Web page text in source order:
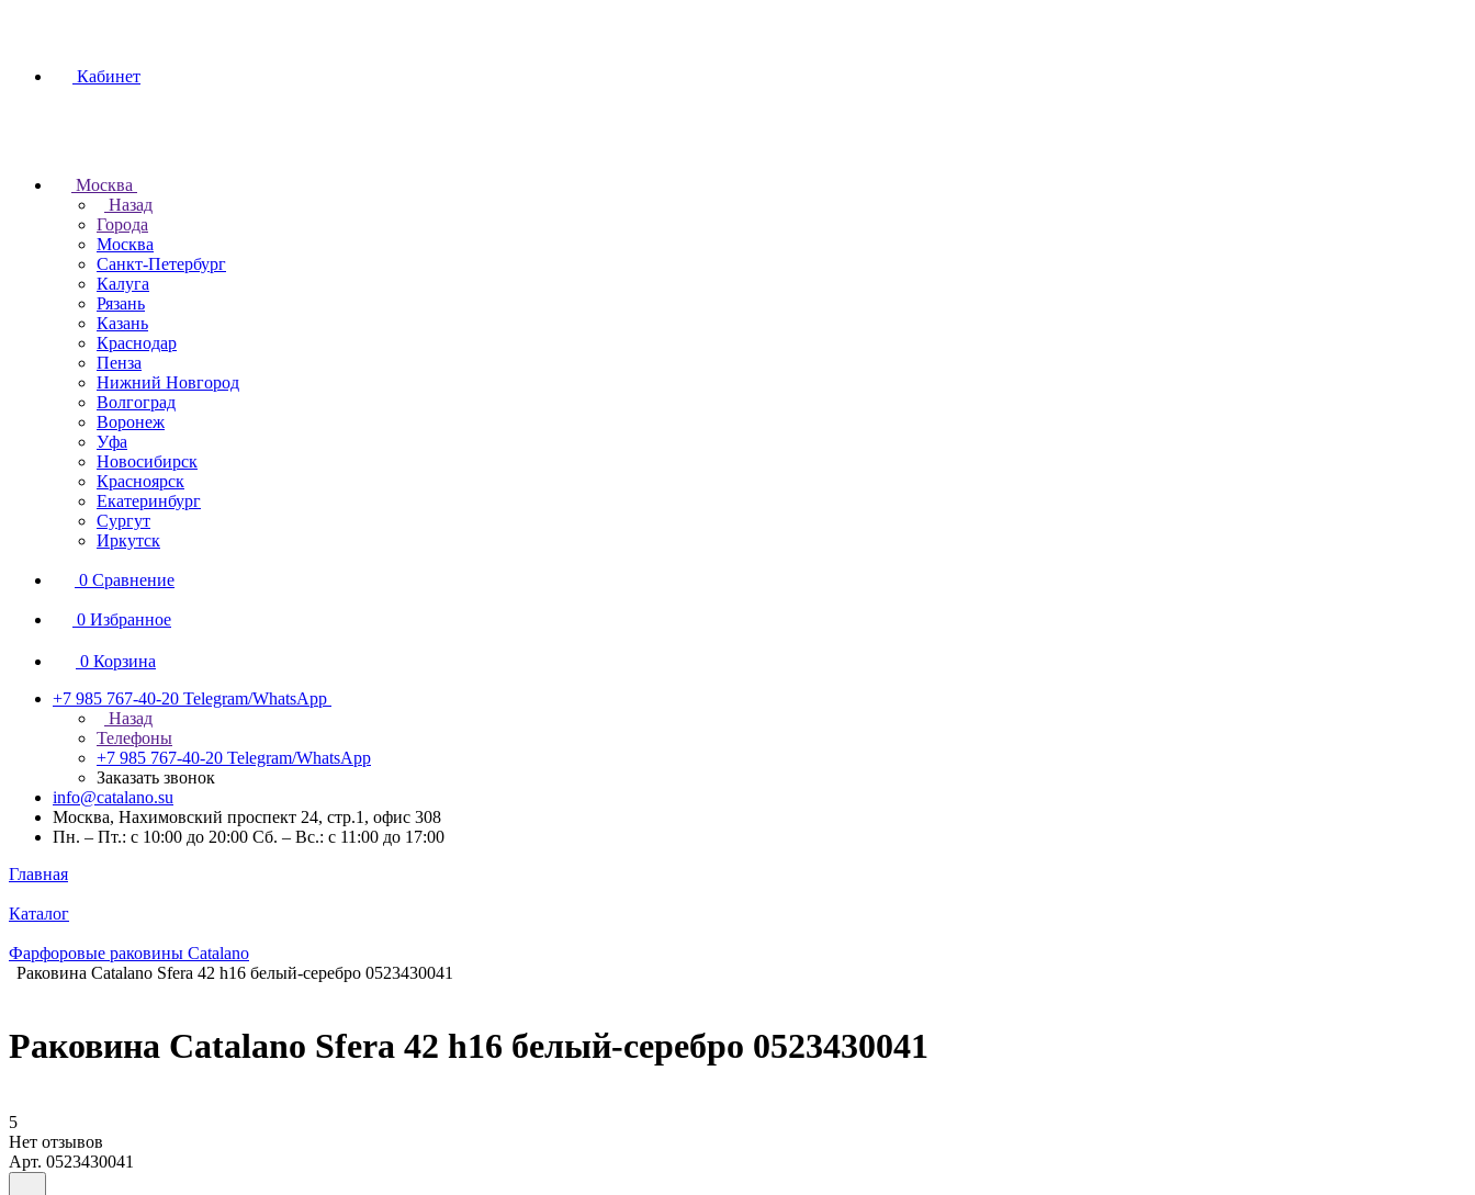
Кабинет
Москва
Назад
Города
Москва
Санкт-Петербург
Калуга
Рязань
Казань
Краснодар
Пенза
Нижний Новгород
Волгоград
Воронеж
Уфа
Новосибирск
Красноярск
Екатеринбург
Сургут
Иркутск
0 Сравнение
0 Избранное
0 Корзина
+7 985 767-40-20 Telegram/WhatsApp
Назад
Телефоны
+7 985 767-40-20 Telegram/WhatsApp
Заказать звонок
info@catalano.su
Москва, Нахимовский проспект 24, стр.1, офис 308
Пн. – Пт.: с 10:00 до 20:00 Сб. – Вс.: с 11:00 до 17:00
Главная
Каталог
Фарфоровые раковины Catalano
Раковина Catalano Sfera 42 h16 белый-серебро 0523430041
Раковина Catalano Sfera 42 h16 белый-серебро 0523430041
5
Нет отзывов
Арт. 0523430041